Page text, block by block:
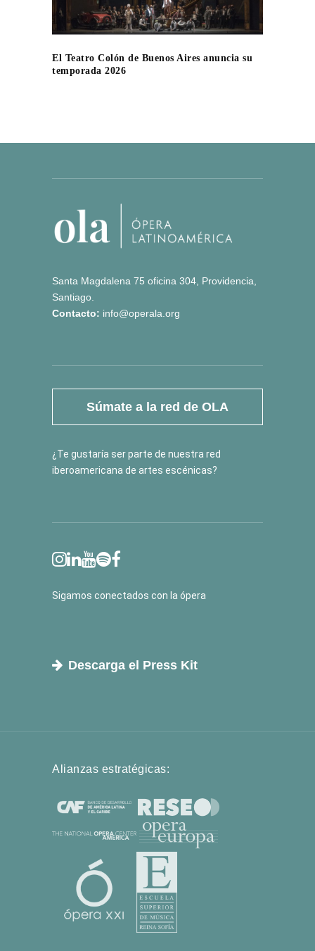
El Teatro Colón de Buenos Aires anuncia su
temporada 2026
Santa Magdalena 75 oficina 304, Providencia,
Santiago.
Contacto: info@operala.org
Súmate a la red de OLA
¿Te gustaría ser parte de nuestra red
iberoamericana de artes escénicas?
Sigamos conectados con la ópera
Descarga el Press Kit
Alianzas estratégicas: